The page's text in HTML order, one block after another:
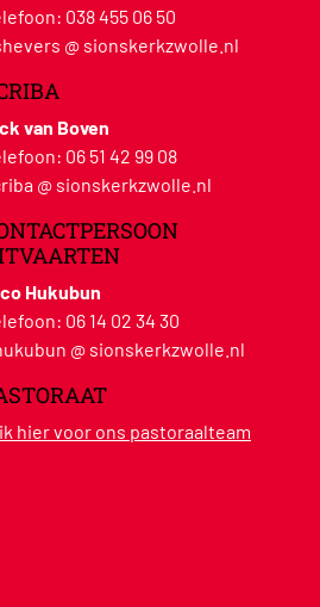
038 455 06 50
@ sionskerkzwolle.nl
van Boven
06 51 42 99 08
@ sionskerkzwolle.nl
Hukubun
06 14 02 34 30
@ sionskerkzwolle.nl
hier voor ons pastoraalteam